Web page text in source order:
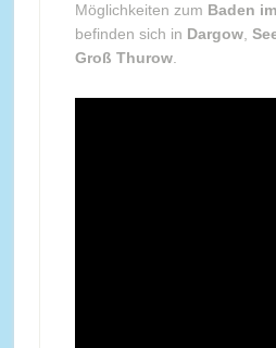
Möglichkeiten zum Baden
befinden sich in Dargow,
Groß Thurow.